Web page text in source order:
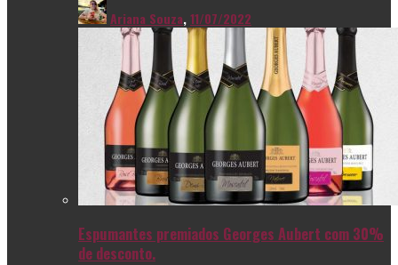
Ariana Souza,11/07/2022
Espumantes premiados Georges Aubert com 30%
de desconto.